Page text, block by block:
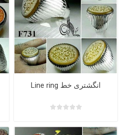
Line ring انگشتری خط